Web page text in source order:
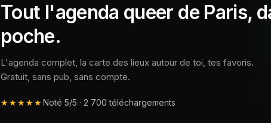
Tout l'agenda queer de Paris,
poche.
L'agenda complet, la carte des lieux autour de toi, tes favoris.
Gratuit, sans pub, sans compte.
★★★★★Noté 5/5 · 2 700 téléchargements